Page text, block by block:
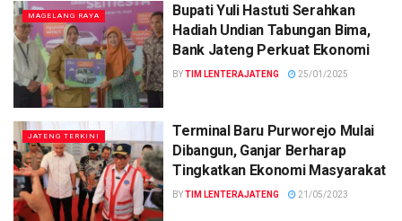
MAGELANG RAYA
Bupati Yuli Hastuti Serahkan
Hadiah Undian Tabungan Bima,
Bank Jateng Perkuat Ekonomi
BYTIM LENTERAJATENG 25/01/2025
JATENG TERKINI
Terminal Baru Purworejo Mulai
Dibangun, Ganjar Berharap
Tingkatkan Ekonomi Masyarakat
BYTIM LENTERAJATENG 21/05/2023